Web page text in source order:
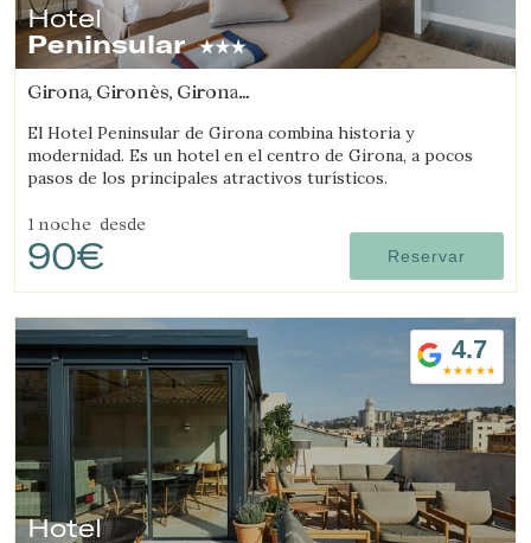
Hotel
Peninsular
Girona, Gironès, Girona
El Hotel Peninsular de Girona combina historia y
modernidad. Es un hotel en el centro de Girona, a pocos
pasos de los principales atractivos turísticos.
1 noche desde
90€ Reservar
4.7
Hotel